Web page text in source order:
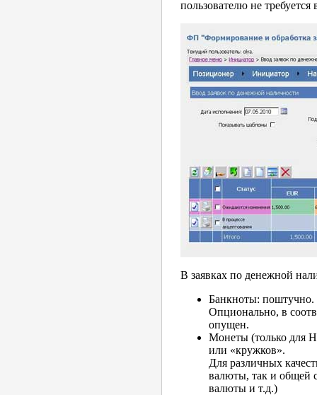
пользователю не
В заявках по денежной
Банкноты: поштучно.
Опционально, в
опущен.
Монеты (только для
или «кружков».
Для различных
валюты, так и общей
валюты и т.д.)